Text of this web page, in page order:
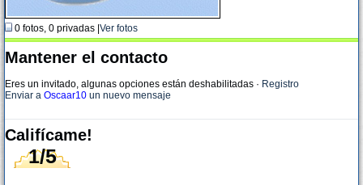
0 fotos, 0 privadas | Ver fotos
Mantener el contacto
Eres un invitado, algunas opciones están deshabilitadas · Registro
Enviar a Oscaar10 un nuevo mensaje
Califícame!
1/5